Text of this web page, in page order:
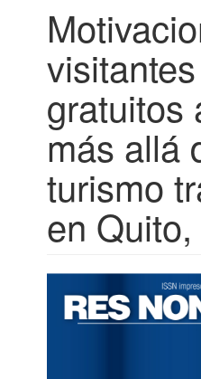
lateral
gratuitos
más allá
turismo
en
Barra
lateral